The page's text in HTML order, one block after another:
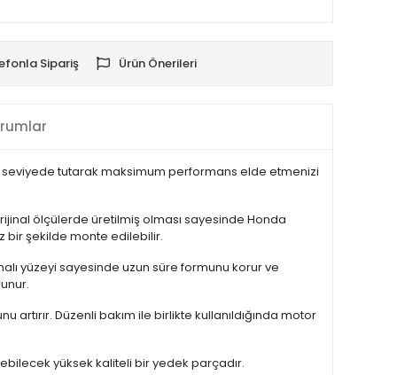
Sipariş Ürün Önerileri
seviyede tutarak maksimum performans elde etmenizi
ölçülerde üretilmiş olması sayesinde Honda
bir şekilde monte edilebilir.
yüzeyi sayesinde uzun süre formunu korur ve
Düzenli bakım ile birlikte kullanıldığında motor
yüksek kaliteli bir yedek parçadır.